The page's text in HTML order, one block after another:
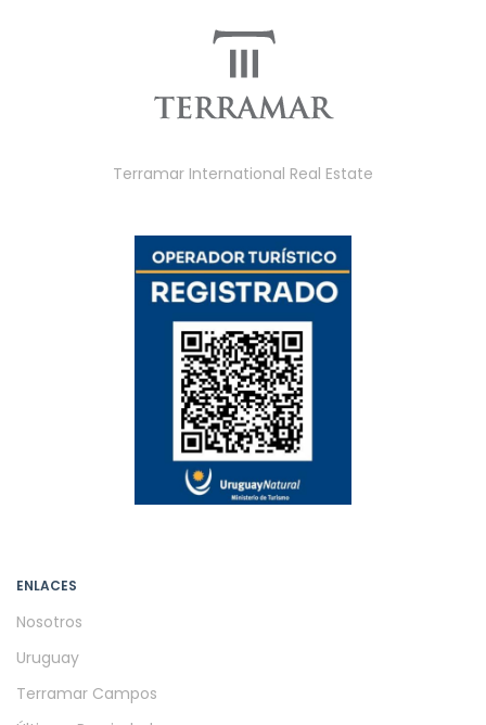
Terramar International Real Estate
ENLACES
Nosotros
Uruguay
Terramar Campos